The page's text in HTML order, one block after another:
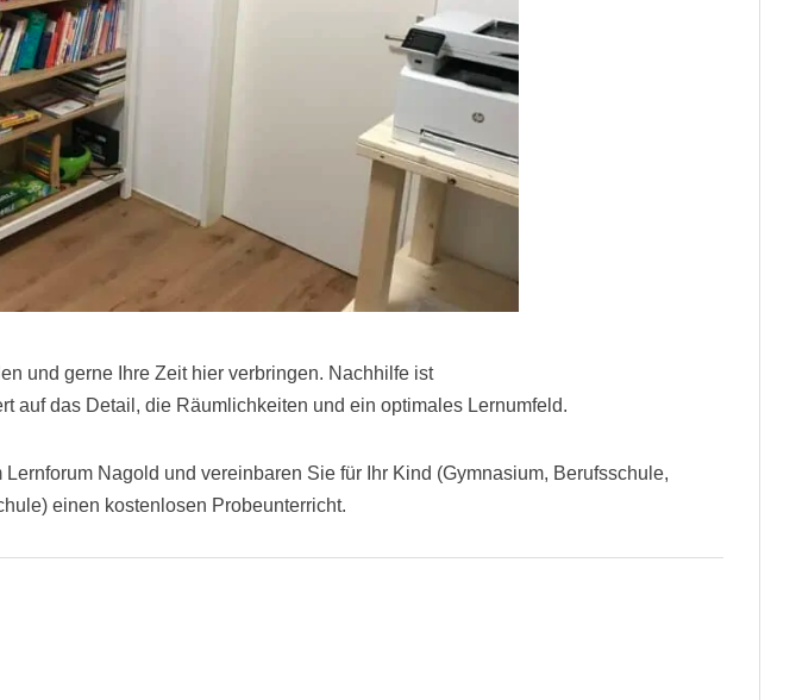
und gerne Ihre Zeit hier verbringen. Nachhilfe ist
auf das Detail, die Räumlichkeiten und ein optimales Lernumfeld.
Nagold und vereinbaren Sie für Ihr Kind (Gymnasium, Berufsschule,
einen kostenlosen Probeunterricht.